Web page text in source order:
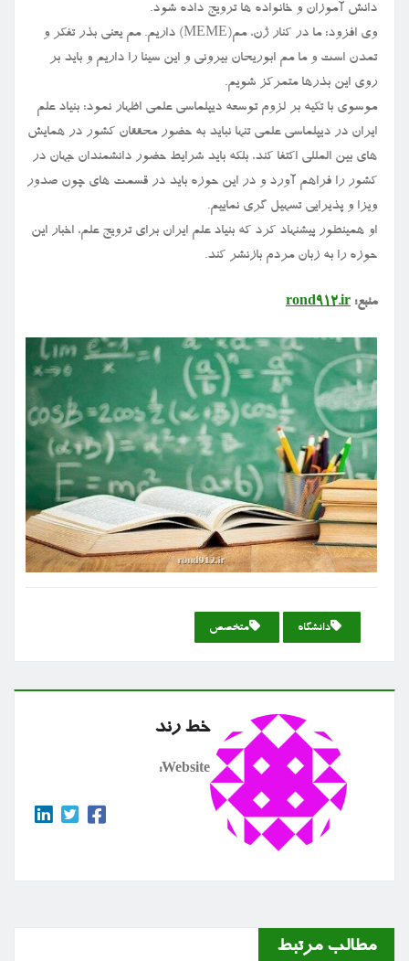
دانش آموزان و خانواده ها ترویج داده شود.
وی افزود: ما در کنار ژن، مم(MEME) داریم. مم یعنی بذر تفکر و
تمدن است و ما مم ابوریحان بیرونی و این سینا را داریم و باید بر
روی این بذرها متمرکز شویم.
موسوی با تکیه بر لزوم توسعه دیپلماسی علمی اظهار نمود: بنیاد علم
ایران در دیپلماسی علمی تنها نباید به حضور محققان کشور در همایش
های بین المللی اکتفا کند، بلکه باید شرایط حضور دانشمندان جهان در
کشور را فراهم آورد و در این حوزه باید در قسمت های چون صدور
ویزا و پذیرایی تسهیل گری نماییم.
او همینطور پیشنهاد کرد که بنیاد علم ایران برای ترویج علم، اخبار این
حوزه را به زبان مردم بازنشر کند.
منبع: rond912.ir
دانشگاه متخصص
خط رند
Website:
مطالب مرتبط